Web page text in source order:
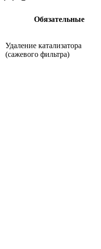
Обязательные
Удаление катализатора
(сажевого фильтра)